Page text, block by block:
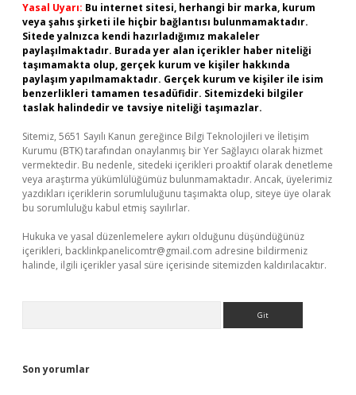
Yasal Uyarı: Bu internet sitesi, herhangi bir marka, kurum
veya şahıs şirketi ile hiçbir bağlantısı bulunmamaktadır.
Sitede yalnızca kendi hazırladığımız makaleler
paylaşılmaktadır. Burada yer alan içerikler haber niteliği
taşımamakta olup, gerçek kurum ve kişiler hakkında
paylaşım yapılmamaktadır. Gerçek kurum ve kişiler ile isim
benzerlikleri tamamen tesadüfidir. Sitemizdeki bilgiler
taslak halindedir ve tavsiye niteliği taşımazlar.
Sitemiz, 5651 Sayılı Kanun gereğince Bilgi Teknolojileri ve İletişim
Kurumu (BTK) tarafından onaylanmış bir Yer Sağlayıcı olarak hizmet
vermektedir. Bu nedenle, sitedeki içerikleri proaktif olarak denetleme
veya araştırma yükümlülüğümüz bulunmamaktadır. Ancak, üyelerimiz
yazdıkları içeriklerin sorumluluğunu taşımakta olup, siteye üye olarak
bu sorumluluğu kabul etmiş sayılırlar.
Hukuka ve yasal düzenlemelere aykırı olduğunu düşündüğünüz
içerikleri, backlinkpanelicomtr@gmail.com adresine bildirmeniz
halinde, ilgili içerikler yasal süre içerisinde sitemizden kaldırılacaktır.
Son yorumlar